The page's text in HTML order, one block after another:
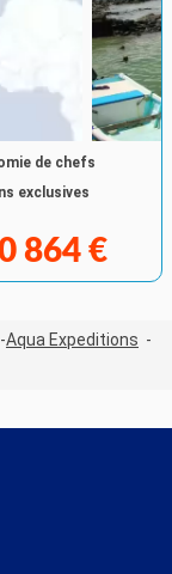
de chefs
exclusives
864 €
Aqua Expeditions